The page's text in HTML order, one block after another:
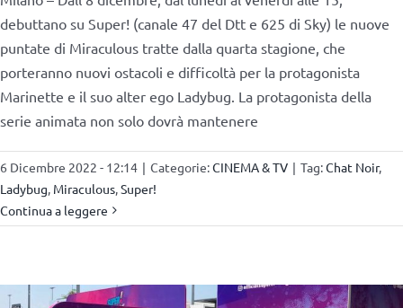
debuttano su Super! (canale 47 del Dtt e 625 di Sky) le nuove
puntate di Miraculous tratte dalla quarta stagione, che
porteranno nuovi ostacoli e difficoltà per la protagonista
Marinette e il suo alter ego Ladybug. La protagonista della
serie animata non solo dovrà mantenere
6 Dicembre 2022 - 12:14 | Categorie:CINEMA & TV | Tag:Chat Noir,
Ladybug, Miraculous,Super!
Continua a leggere